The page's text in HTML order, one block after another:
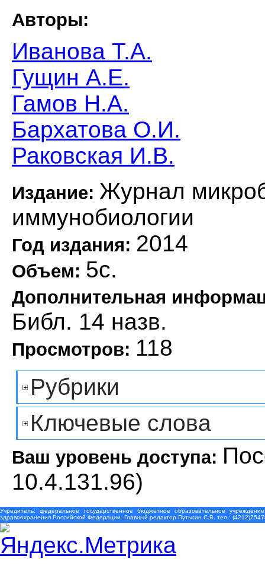
Авторы:
Иванова Т.А.
Гущин А.Е.
Гамов Н.А.
Бархатова О.И.
Раковская И.В.
Издание: Журнал
иммунобиологии
Год издания: 2014
Объем: 5с.
Дополнительная
Библ. 14 назв.
Просмотров: 118
Рубрики
Ключевые слова
Ваш уровень доступа:
10.4.131.96)
Учредитель: федеральное государственное бюджетное образовательное
здравоохранения Российской Федерации. Главный редактор Путыгин С.В. тел.: